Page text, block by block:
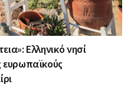
Ελληνικό νησί